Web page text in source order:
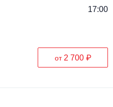
17:00
от 2 700 ₽